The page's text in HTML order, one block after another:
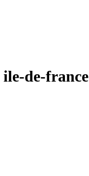
de-france